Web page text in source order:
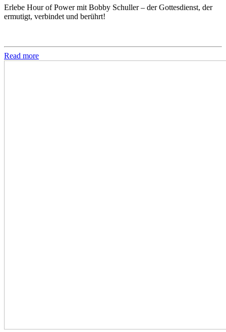
Erlebe Hour of Power mit Bobby Schuller – der Gottesdienst, der
ermutigt, verbindet und berührt!
Read more